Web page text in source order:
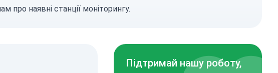
про наявні станції моніторингу.
Підтримай нашу роботу,